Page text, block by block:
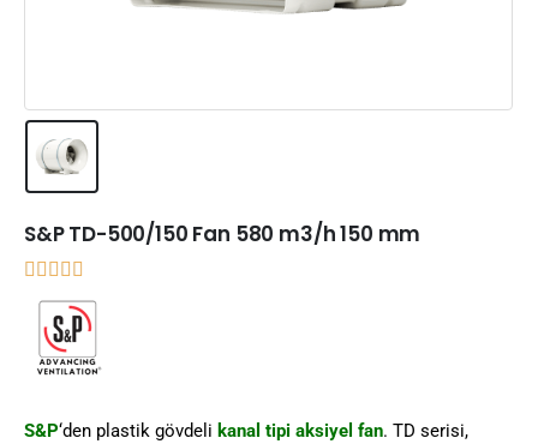
S&P TD-500/150 Fan 580 m3/h 150 mm
S&P‘den plastik gövdeli kanal tipi aksiyel fan. TD serisi,